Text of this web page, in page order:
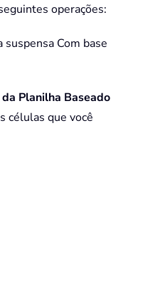
operações:
Com base
Planilha Baseado
células que você